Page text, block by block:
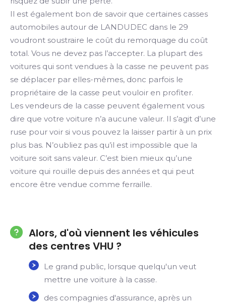
Il est également bon de savoir que certaines casses
automobiles autour de LANDUDEC dans le 29
voudront soustraire le coût du remorquage du coût
total. Vous ne devez pas l’accepter. La plupart des
voitures qui sont vendues à la casse ne peuvent pas
se déplacer par elles-mêmes, donc parfois le
propriétaire de la casse peut vouloir en profiter.
Les vendeurs de la casse peuvent également vous
dire que votre voiture n’a aucune valeur. Il s’agit d’une
ruse pour voir si vous pouvez la laisser partir à un prix
plus bas. N’oubliez pas qu’il est impossible que la
voiture soit sans valeur. C’est bien mieux qu’une
voiture qui rouille depuis des années et qui peut
encore être vendue comme ferraille.
Alors, d'où viennent les véhicules
des centres VHU ?
Le grand public, lorsque quelqu'un veut
mettre une voiture à la casse.
des compagnies d'assurance, après un